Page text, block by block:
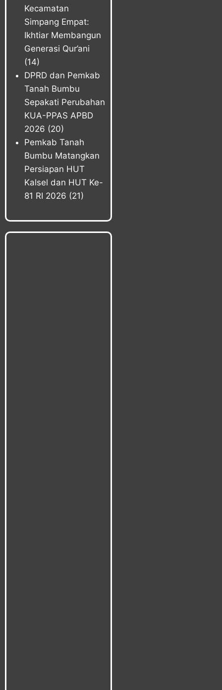
Kecamatan
Simpang Empat:
Ikhtiar Membangun
Generasi Qur’ani
(14)
DPRD dan Pemkab
Tanah Bumbu
Sepakati Perubahan
KUA-PPAS APBD
2026 (20)
Pemkab Tanah
Bumbu Matangkan
Persiapan HUT
Kalsel dan HUT Ke-
81 RI 2026 (21)